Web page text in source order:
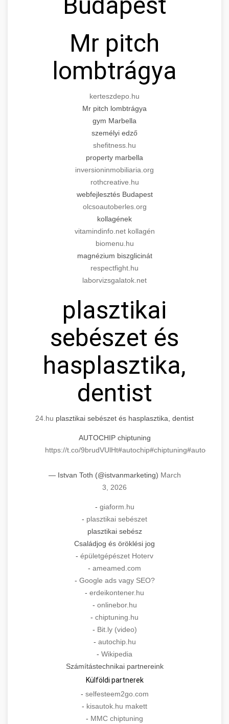
Mr pitch
lombtrágya
kerteszdepo.hu
Mr pitch lombtrágya
gym Marbella
személyi edző
shefitness.hu
property marbella
inversioninmobiliaria.org
rothcreative.hu
webfejlesztés Budapest
olcsoautoberles.org
kollagének
vitamindinfo.net kollagén
biomenu.hu
magnézium biszglicinát
respectfight.hu
laborvizsgalatok.net
plasztikai
sebészet és
hasplasztika,
dentist
24.hu plasztikai sebészet és hasplasztika, dentist
AUTOCHIP chiptuning
https://t.co/9brudVUlHt#autochip#chiptuning#autochip
— Istvan Toth (@istvanmarketing) March
3, 2026
- giaform.hu
- plasztikai sebészet
plasztikai sebész
Családjog és öröklési jog
- épületgépészet Hoterv
- ameamed.com
- Google ads vagy SEO?
- erdeikontener.hu
- onlinebor.hu
- chiptuning.hu
- Bit.ly (video)
- autochip.hu
- Wikipedia
Számítástechnikai partnereink
Külföldi partnerek
- selfesteem2go.com
- kisautok.hu makett
- MMC chiptuning